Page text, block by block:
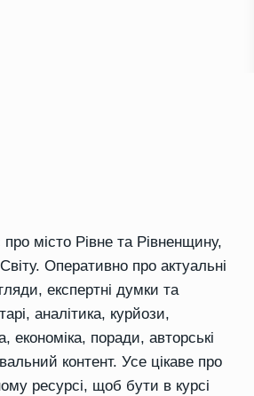
місто Рівне та Рівненщину,
Оперативно про актуальні
експертні думки та
аналітика, курйози,
економіка, поради, авторські
контент. Усе цікаве про
ресурсі, щоб бути в курсі